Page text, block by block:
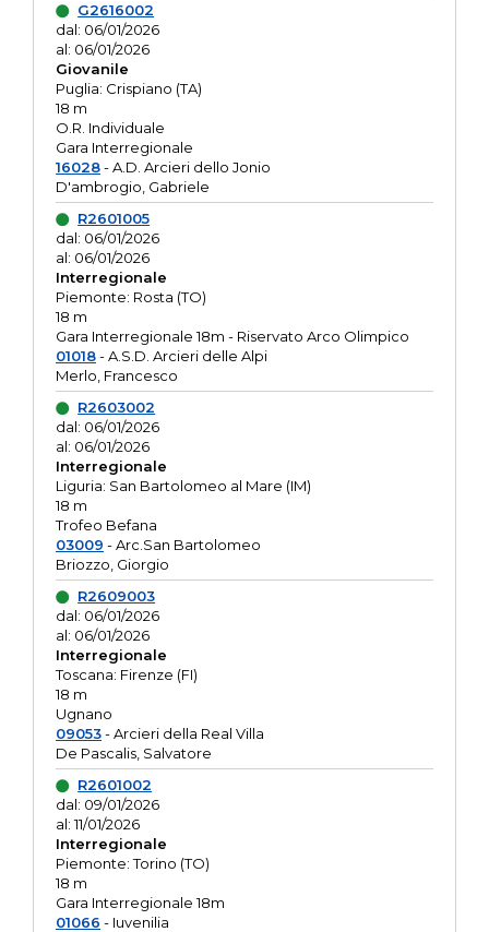
G2616002
dal: 06/01/2026
al: 06/01/2026
Giovanile
Puglia: Crispiano (TA)
18 m
O.R. Individuale
Gara Interregionale
16028- A.D. Arcieri dello Jonio
D'ambrogio, Gabriele
R2601005
dal: 06/01/2026
al: 06/01/2026
Interregionale
Piemonte: Rosta (TO)
18 m
Gara Interregionale 18m - Riservato Arco Olimpico
01018- A.S.D. Arcieri delle Alpi
Merlo, Francesco
R2603002
dal: 06/01/2026
al: 06/01/2026
Interregionale
Liguria: San Bartolomeo al Mare (IM)
18 m
Trofeo Befana
03009 - Arc.San Bartolomeo
Briozzo, Giorgio
R2609003
dal: 06/01/2026
al: 06/01/2026
Interregionale
Toscana: Firenze (FI)
18 m
Ugnano
09053- Arcieri della Real Villa
De Pascalis, Salvatore
R2601002
dal: 09/01/2026
al: 11/01/2026
Interregionale
Piemonte: Torino (TO)
18 m
Gara Interregionale 18m
01066 - Iuvenilia